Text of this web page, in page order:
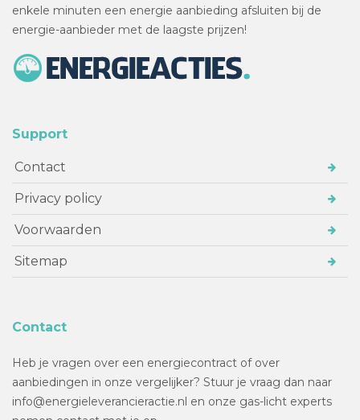
enkele minuten een energie aanbieding afsluiten bij de
energie-aanbieder met de laagste prijzen!
Support
Contact
Privacy policy
Voorwaarden
Sitemap
Contact
Heb je vragen over een energiecontract of over
aanbiedingen in onze vergelijker? Stuur je vraag dan naar
info@energieleverancieractie.nl en onze gas-licht experts